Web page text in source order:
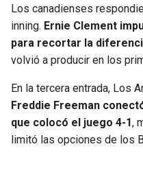
SAINTS
BUCCANEERS
Los canadienses
inning. Ernie Clement
para recortar la
volvió a producir en los
En la tercera entrada, Los
Freddie Freeman
que colocó el juego 4-1,
limitó las opciones de los